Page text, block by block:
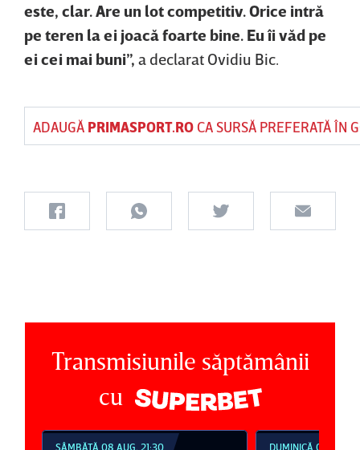
este, clar. Are un lot competitiv. Orice intră
pe teren la ei joacă foarte bine. Eu îi văd pe
ei cei mai buni”, a declarat Ovidiu Bic.
ADAUGĂ PRIMASPORT.ROCA SURSĂ PREFERATĂ ÎN
Transmisiunile săptămânii
cu
SÂMBĂTĂ 08 AUG, 21:30 DUMINICĂ 09 AUG,